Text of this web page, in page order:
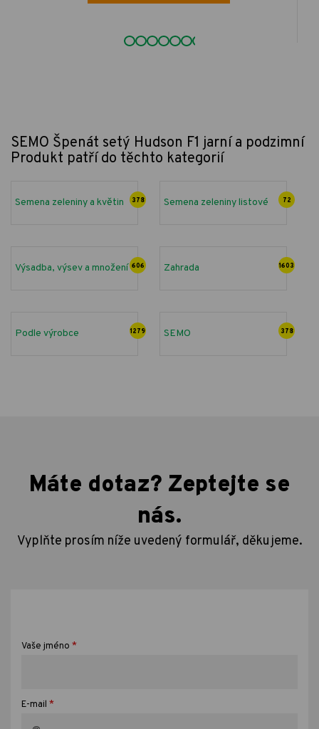
SEMO Špenát setý Hudson F1 jarní a podzimní
Produkt patří do těchto kategorií
Semena zeleniny a květin 378 Semena zeleniny listové 72
Výsadba, výsev a množení 606 Zahrada 1603
Podle výrobce 1279 SEMO 378
Máte dotaz? Zeptejte se
nás.
Vyplňte prosím níže uvedený formulář, děkujeme.
Vaše jméno *
E-mail *